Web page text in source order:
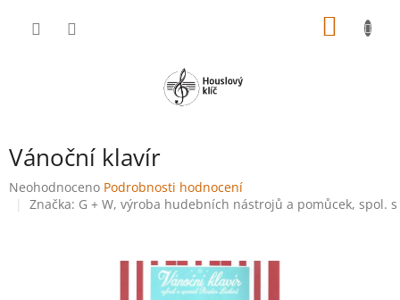
Vánoční klavír
Průměrné
hodnocení
Neohodnoceno Podrobnosti hodnocení
Značka: G + W, výroba hudebních nástrojů a pomůcek, spol.